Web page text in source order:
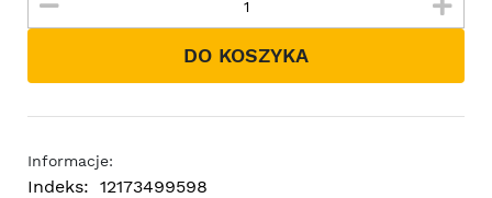
DO KOSZYKA
Informacje:
Indeks: 12173499598